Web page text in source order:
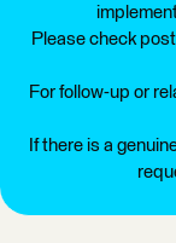
Please check
For follow-up or
If there is a